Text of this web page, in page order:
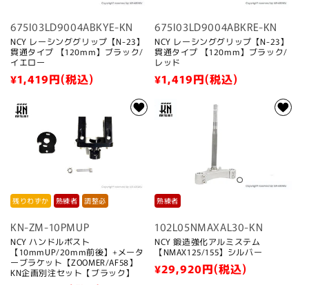
675I03LD9004ABKYE-KN
NCY レーシンググリップ【N-23】
貫通タイプ 【120mm】ブラック/
イエロー
通
価
¥1,419円(税込)
675I03LD9004ABKRE-KN
NCY レーシンググリップ【N-23】
貫通タイプ 【120mm】ブラック/
レッド
通
価
¥1,419円(税込)
残りわずか 熟練者 調整必
KN-ZM-10PMUP
NCY ハンドルポスト
【10mmUP/20mm前後】+メータ
ーブラケット【ZOOMER/AF58】
KN企画別注セット【ブラック】
熟練者
102L05NMAXAL30-KN
NCY 鍛造強化アルミステム
【NMAX125/155】シルバー
通
¥29,920円(税込)